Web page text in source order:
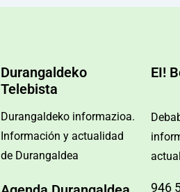
Durangaldeko
Telebista
Durangaldeko informazioa.
Información y actualidad
de Durangaldea
EI!
946